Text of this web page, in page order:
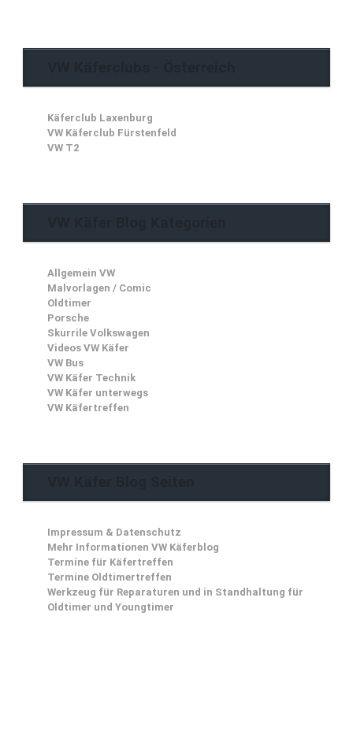
Käferclub Laxenburg
VW Käferclub Fürstenfeld
VW T2
Allgemein VW
Malvorlagen / Comic
Oldtimer
Porsche
Skurrile Volkswagen
Videos VW Käfer
VW Bus
VW Käfer Technik
VW Käfer unterwegs
VW Käfertreffen
Impressum & Datenschutz
Mehr Informationen VW Käferblog
Termine für Käfertreffen
Termine Oldtimertreffen
Werkzeug für Reparaturen und in Standhaltung für
Oldtimer und Youngtimer